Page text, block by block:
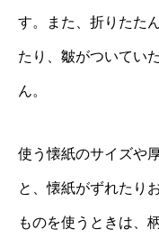
す。また、折りたた
たり、皺がついてい
ん。
使う懐紙のサイズや
と、懐紙がずれたり
ものを使うときは、